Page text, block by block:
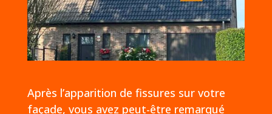
Après l’apparition de fissures sur votre
façade, vous avez peut-être remarqué